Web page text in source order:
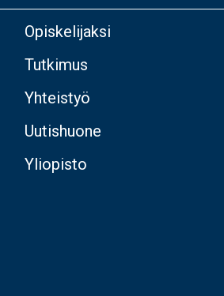
Opiskelijaksi
Tutkimus
Yhteistyö
Uutishuone
Yliopisto